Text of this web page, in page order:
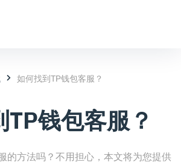
如何找到TP钱包客服？
TP钱包客服？
的方法吗？不用担心，本文将为您提供